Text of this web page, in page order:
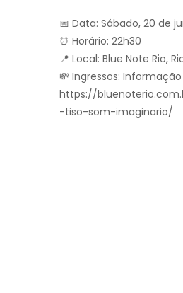
📅 Data: Sábado, 20 de
⏰ Horário: 22h30
📍 Local: Blue Note Rio,
💸 Ingressos:
https://
-tiso-som-imaginario/